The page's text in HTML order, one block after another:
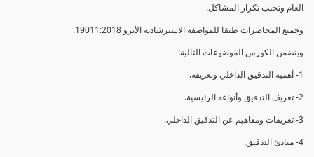
العام وتجنب تكرار المشاكل.
وجميع المحاضرات طبقا للمواصفة الاسترشادية الأيزو 19011:2018.
ويتضمن الكورس الموضوعات التالية:
1- أهمية التدقيق الداخلي وتعريفه.
2- تعريف التدقيق وأنواعه الرئيسية.
3- تعريفات ومفاهيم عن التدقيق الداخلي.
4- مبادئ التدقيق.